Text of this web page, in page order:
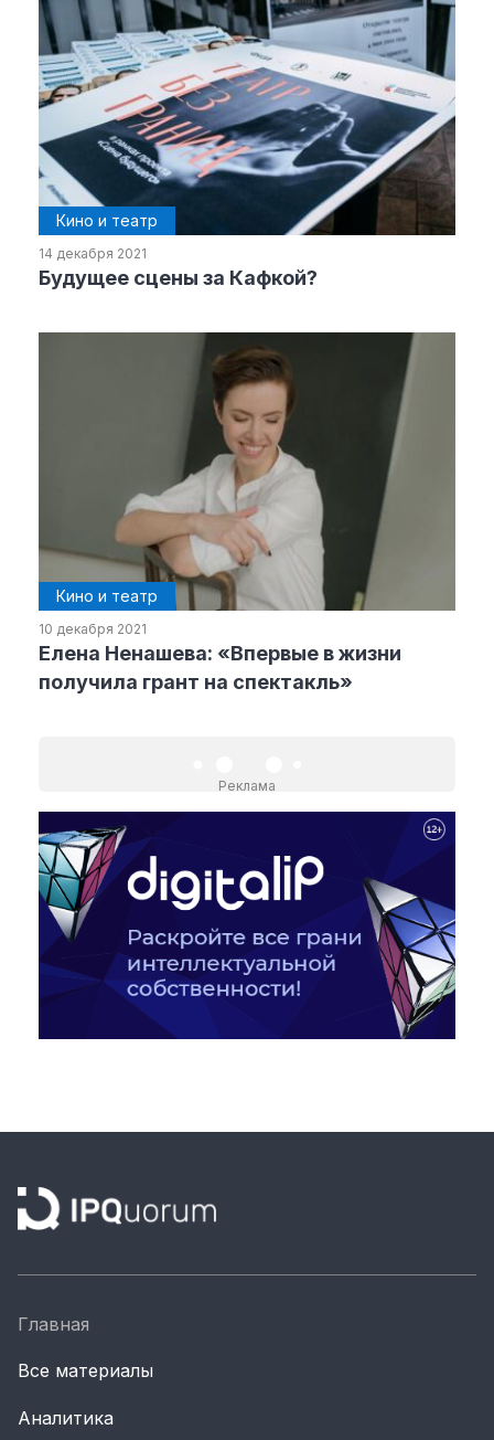
Кино и театр
14 декабря 2021
Будущее сцены за Кафкой?
Кино и театр
10 декабря 2021
Елена Ненашева: «Впервые в жизни
получила грант на спектакль»
Реклама
Главная
Все материалы
Аналитика